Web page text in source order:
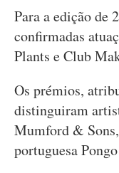
Para a edição de
confirmadas
Plants e Club
Os prémios,
distinguiram
Mumford &
portuguesa